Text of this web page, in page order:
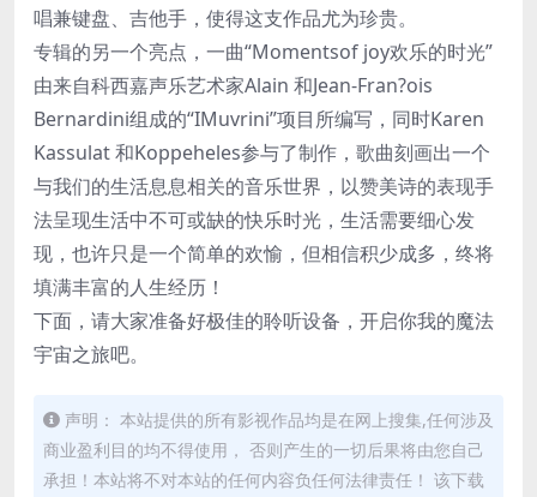
唱兼键盘、吉他手，使得这支作品尤为珍贵。
专辑的另一个亮点，一曲“Momentsof joy欢乐的时光”
由来自科西嘉声乐艺术家Alain 和Jean-Fran?ois
Bernardini组成的“IMuvrini”项目所编写，同时Karen
Kassulat 和Koppeheles参与了制作，歌曲刻画出一个
与我们的生活息息相关的音乐世界，以赞美诗的表现手
法呈现生活中不可或缺的快乐时光，生活需要细心发
现，也许只是一个简单的欢愉，但相信积少成多，终将
填满丰富的人生经历！
下面，请大家准备好极佳的聆听设备，开启你我的魔法
宇宙之旅吧。
声明： 本站提供的所有影视作品均是在网上搜集,任何涉及
商业盈利目的均不得使用， 否则产生的一切后果将由您自己
承担！本站将不对本站的任何内容负任何法律责任！ 该下载